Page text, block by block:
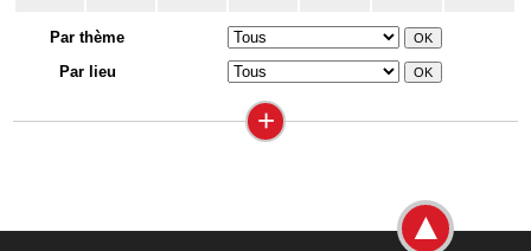
Par thème
Par lieu
+